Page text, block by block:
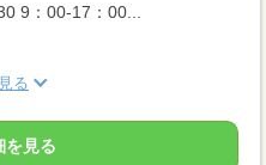
9：00-17：00...
る
を見る